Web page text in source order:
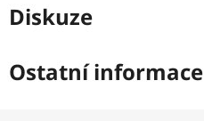
Diskuze
Ostatní informace